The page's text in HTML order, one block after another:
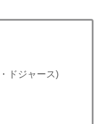
ドジャース)